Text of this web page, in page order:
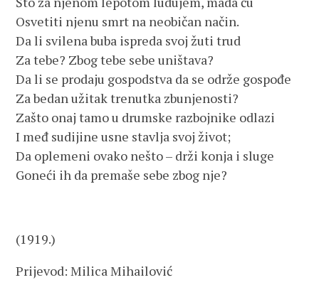
Osvetiti njenu smrt na neobičan način.
Da li svilena buba ispreda svoj žuti trud
Za tebe? Zbog tebe sebe uništava?
Da li se prodaju gospodstva da se održe gospođe
Za bedan užitak trenutka zbunjenosti?
Zašto onaj tamo u drumske razbojnike odlazi
I međ sudijine usne stavlja svoj život;
Da oplemeni ovako nešto – drži konja i sluge
Goneći ih da premaše sebe zbog nje?
(1919.)
Prijevod: Milica Mihailović